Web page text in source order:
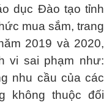
dục Đào tạo tỉnh
mua sắm, trang
2019 và 2020,
vi sai phạm như:
nhu cầu của các
không thuộc đối